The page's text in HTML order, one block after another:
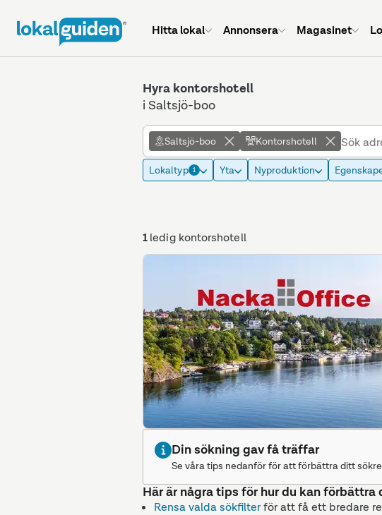
Hitta lokal Annonsera Magasinet
Hyra kontorshotell
i Saltsjö-boo
Saltsjö-boo Kontorshotell
Lokaltyp 1 Yta Nyproduktion
1ledig kontorshotell
Din sökning gav få träffar
Se våra tips nedanför för att förbättra ditt
Här är några tips för hur du kan
Rensa valda sökfilterför att få ett bredare